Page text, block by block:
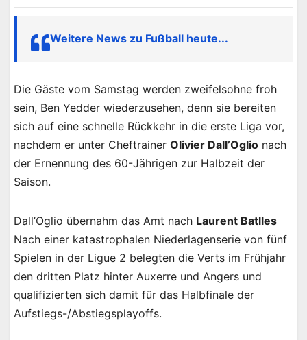
Weitere News zu Fußball heute...
Die Gäste vom Samstag werden zweifelsohne froh
sein, Ben Yedder wiederzusehen, denn sie bereiten
sich auf eine schnelle Rückkehr in die erste Liga vor,
nachdem er unter Cheftrainer Olivier Dall’Oglio nach
der Ernennung des 60-Jährigen zur Halbzeit der
Saison.
Dall’Oglio übernahm das Amt nach Laurent Batlles
Nach einer katastrophalen Niederlagenserie von fünf
Spielen in der Ligue 2 belegten die Verts im Frühjahr
den dritten Platz hinter Auxerre und Angers und
qualifizierten sich damit für das Halbfinale der
Aufstiegs-/Abstiegsplayoffs.